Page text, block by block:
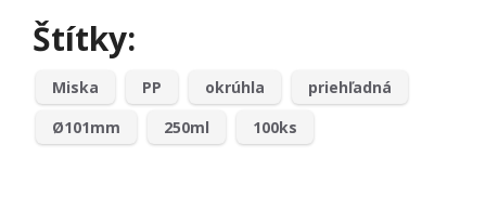
Štítky:
Miska PP okrúhla
priehľadná
Ø101mm
250ml 100ks